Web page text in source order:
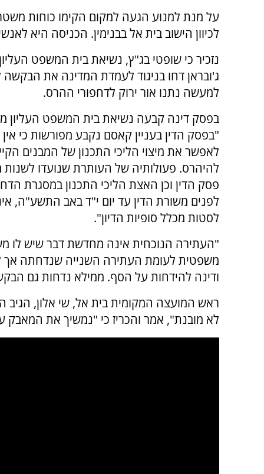
על מנת למנוע הגעה למקום הקימו כוחות
לכיוון הישוב בית אל בבנימין. הכניסה היא
נזכיר כי שופטי בג"ץ, נשיאת בית המשפט
ג'ובראן דחו בניגוד לעמדת המדינה את הבקשה
למעשה נתנו אור ירוק לדחפורי ההרס.
בפסק דינה קבעה נשיאת בית המשפט העליון
"בפסק הדין בעניין קאסם נקבע מפורשות כי
לאפשר את מיצוי הליכי התכנון של המבנים
להיהרס. פעולותיה של העותרת שנועדו
פסק הדין וכן האצת הליכי התכנון במסגרת
לפנים משורת הדין עד יום י"ד באב התשע"ה,
לסטות מכלל סופיות הדיון".
"העתירה הנוכחית אינה מחדשת דבר שיש לו
משפטית לעומת העתירה השנייה שנדחתה אך
ודינה להידחות על הסף. ממילא נדחות גם
ראש המועצה המקומית בית אל, שי אלון,
לא מובנת", אמר והכריז כי "נמשיך את המאבק